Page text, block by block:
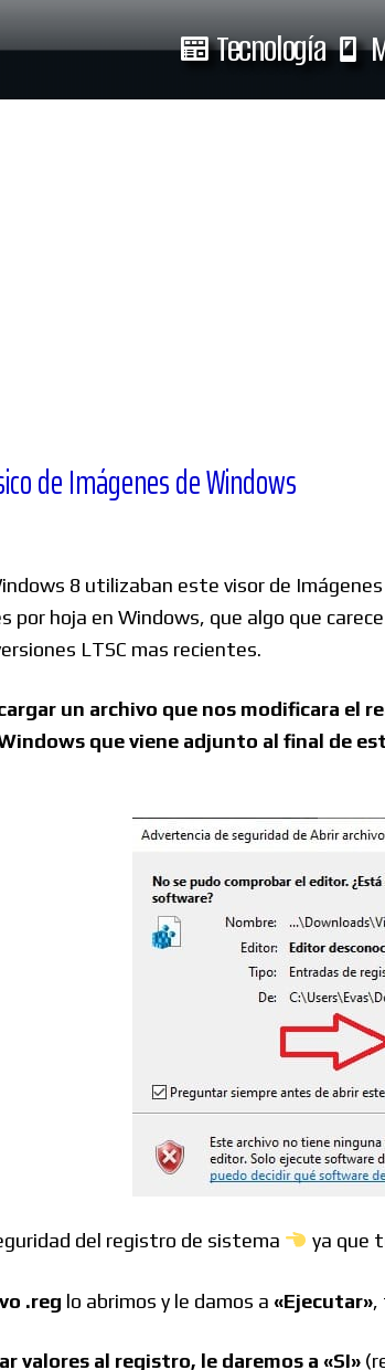
Tecnología
de Imágenes de Windows
8 utilizaban este visor de
por hoja en Windows, que algo que
LTSC mas recientes.
un archivo que nos modificara el
que viene adjunto al final de
del registro de sistema ya que
.reg lo abrimos y le damos a «Ejecutar»,
valores al registro, le daremos a «SI»